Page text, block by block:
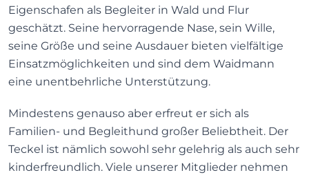
Eigenschafen als Begleiter in Wald und Flur
geschätzt. Seine hervorragende Nase, sein Wille,
seine Größe und seine Ausdauer bieten vielfältige
Einsatzmöglichkeiten und sind dem Waidmann
eine unentbehrliche Unterstützung.
Mindestens genauso aber erfreut er sich als
Familien- und Begleithund großer Beliebtheit. Der
Teckel ist nämlich sowohl sehr gelehrig als auch sehr
kinderfreundlich. Viele unserer Mitglieder nehmen